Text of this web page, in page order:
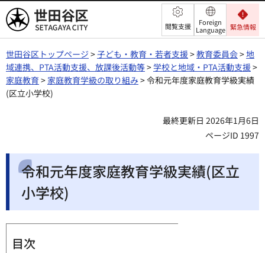
世田谷区 閲覧支援
Foreign
Language 緊急情報
世田谷区トップページ >子ども・教育・若者支援>教育委員会>地
域連携、PTA活動支援、放課後活動等>学校と地域・PTA活動支援>
家庭教育 > 家庭教育学級の取り組み > 令和元年度家庭教育学級実績
(区立小学校)
最終更新日 2026年1月6日
ページID 1997
令和元年度家庭教育学級実績(区立
小学校)
目次